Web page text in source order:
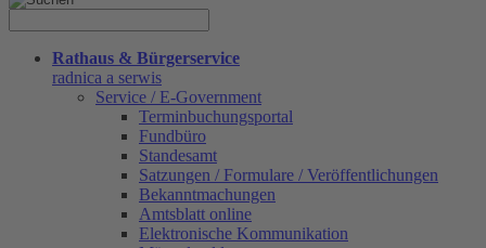
Rathaus & Bürgerservice
radnica a serwis
Service / E-Government
Terminbuchungsportal
Fundbüro
Standesamt
Satzungen / Formulare / Veröffentlichungen
Bekanntmachungen
Amtsblatt online
Elektronische Kommunikation